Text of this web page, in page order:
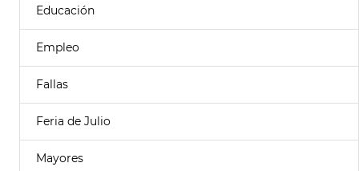
Educación
Empleo
Fallas
Feria de Julio
Mayores